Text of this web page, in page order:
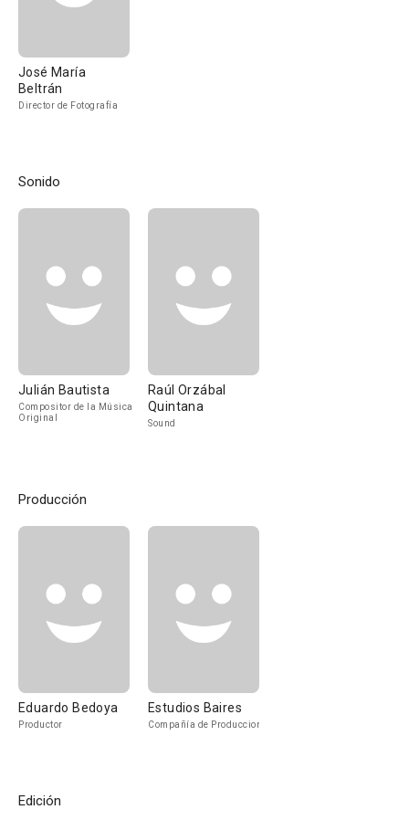
José María
Beltrán
Director de Fotografía
Sonido
Julián Bautista
Compositor de la Música
Original
Raúl Orzábal
Quintana
Sound
Producción
Eduardo Bedoya
Productor
Estudios Baires
Compañía de Produccion
Edición